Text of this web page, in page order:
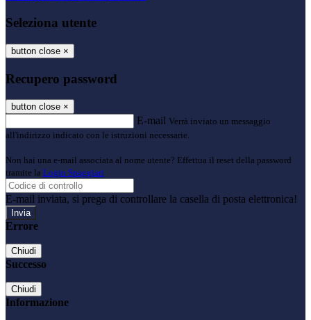
Seleziona utente
button close ×
Recupero password
button close ×
E-mail Verrà inviato un messaggio
all'indirizzo indicato con le istruzioni necessarie.
Non hai una e-mail associata al nome utente? Effettua il reset della password
tramite la Login Spaggiari
E-mail inviata, si prega di controllare la casella di posta elettronica!
Errore
Chiudi
Successo
Chiudi
Informazione